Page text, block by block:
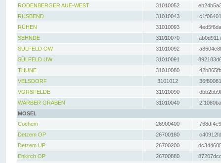
RODENBERGER AUE-WEST
31010052
RUSBEND
31010043
RÜHEN
31010093
SEHNDE
31010070
SÜLFELD OW
31010092
SÜLFELD UW
31010091
THUNE
31010080
VELSDORF
3101012
VORSFELDE
31010090
WARBER GRABEN
31010040
MOSEL
Cochem
26900400
Detzem OP
26700180
Detzem UP
26700200
Enkirch OP
26700880